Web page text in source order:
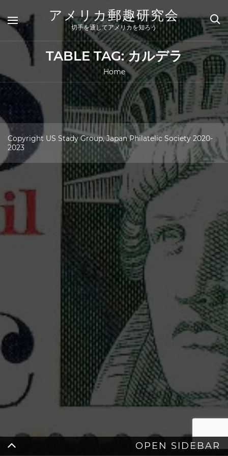
content
アメリカ郵趣研究会
切手を通してアメリカを知ろう
TABLE TAG:カルデラ
Home
OPEN SIDEBAR
Copyright US Stady Group, Japan Philatelic Society 2020-
2023